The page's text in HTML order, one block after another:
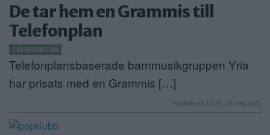
De tar hem en Grammis till
Telefonplan
TELEFONPLAN
Telefonplansbaserade barnmusikgruppen Yria
har prisats med en Grammis […]
Publicerad 13:26, 24 maj 2022